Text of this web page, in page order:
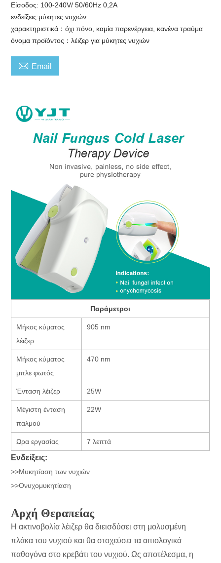
Είσοδος: 100-240V/ 50/60Hz 0,2A
ενδείξεις:μύκητες νυχιών
χαρακτηριστικά：όχι πόνο, καμία παρενέργεια, κανένα τραύμα
όνομα προϊόντος：λέιζερ για μύκητες νυχιών
 Email
Παράμετροι
Μήκος κύματος
λέιζερ
905 nm
Μήκος κύματος
μπλε φωτός
470 nm
Ένταση λέιζερ 25W
Μέγιστη ένταση
παλμού
22W
Ωρα εργασίας 7 λεπτά
Ενδείξεις:
>>Μυκητίαση των νυχιών
>>Ονυχομυκητίαση
Αρχή Θεραπείας
Η ακτινοβολία λέιζερ θα διεισδύσει στη μολυσμένη
πλάκα του νυχιού και θα στοχεύσει τα αιτιολογικά
παθογόνα στο κρεβάτι του νυχιού. Ως αποτέλεσμα, η